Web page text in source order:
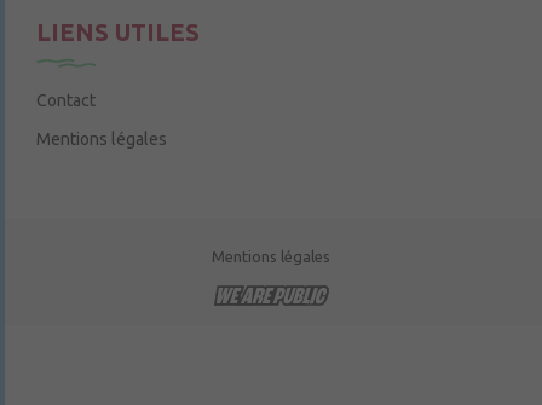
LIENS UTILES
Contact
Mentions légales
Mentions légales